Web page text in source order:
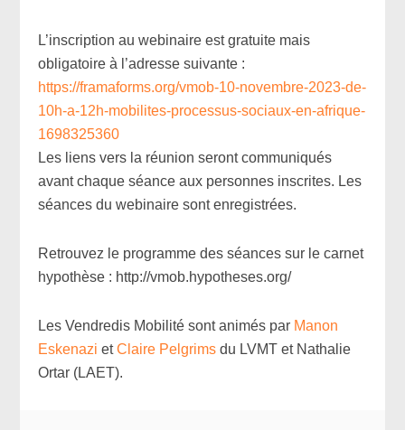
L’inscription au webinaire est gratuite mais
obligatoire à l’adresse suivante :
https://framaforms.org/vmob-10-novembre-2023-de-
10h-a-12h-mobilites-processus-sociaux-en-afrique-
1698325360
Les liens vers la réunion seront communiqués
avant chaque séance aux personnes inscrites. Les
séances du webinaire sont enregistrées.
Retrouvez le programme des séances sur le carnet
hypothèse : http://vmob.hypotheses.org/
Les Vendredis Mobilité sont animés par Manon
Eskenazi etClaire Pelgrims du LVMT et Nathalie
Ortar (LAET).